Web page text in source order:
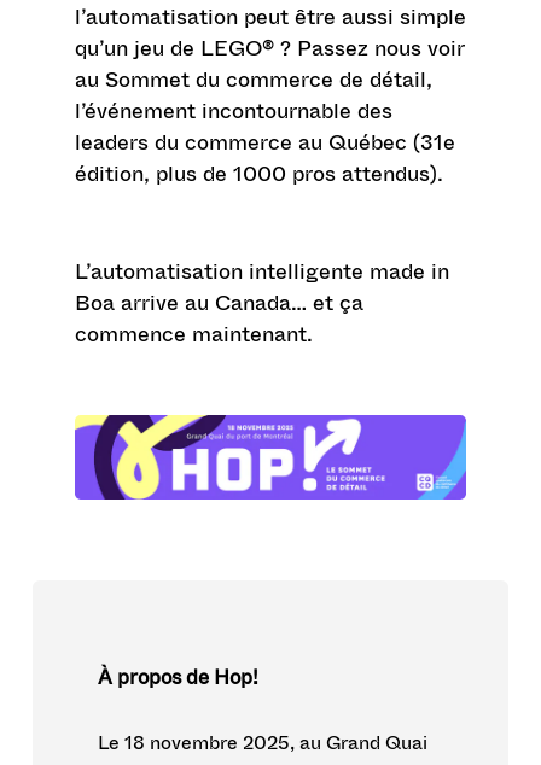
l’automatisation peut être aussi simple
qu’un jeu de LEGO® ? Passez nous voir
au Sommet du commerce de détail,
l’événement incontournable des
leaders du commerce au Québec (31e
édition, plus de 1000 pros attendus).
L’automatisation intelligente made in
Boa arrive au Canada… et ça
commence maintenant.
À propos de Hop!
Le 18 novembre 2025, au Grand Quai